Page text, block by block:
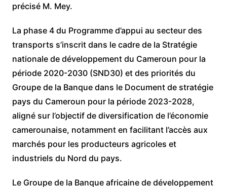
précisé M. Mey.
La phase 4 du Programme d’appui au secteur des
transports s’inscrit dans le cadre de la Stratégie
nationale de développement du Cameroun pour la
période 2020-2030 (SND30) et des priorités du
Groupe de la Banque dans le Document de stratégie
pays du Cameroun pour la période 2023-2028,
aligné sur l’objectif de diversification de l’économie
camerounaise, notamment en facilitant l’accès aux
marchés pour les producteurs agricoles et
industriels du Nord du pays.
Le Groupe de la Banque africaine de développement